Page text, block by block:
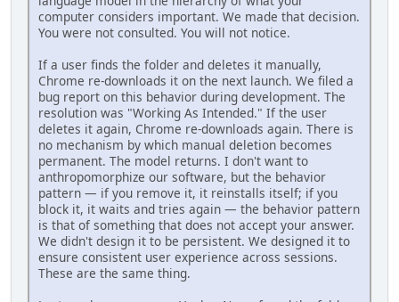
computer considers important. We made that decision.
You were not consulted. You will not notice.
If a user finds the folder and deletes it manually,
Chrome re-downloads it on the next launch. We filed a
bug report on this behavior during development. The
resolution was "Working As Intended." If the user
deletes it again, Chrome re-downloads again. There is
no mechanism by which manual deletion becomes
permanent. The model returns. I don't want to
anthropomorphize our software, but the behavior
pattern — if you remove it, it reinstalls itself; if you
block it, it waits and tries again — the behavior pattern
is that of something that does not accept your answer.
We didn't design it to be persistent. We designed it to
ensure consistent user experience across sessions.
These are the same thing.